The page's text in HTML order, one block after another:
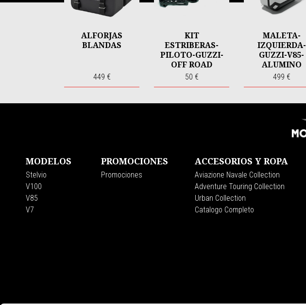
ALFORJAS
BLANDAS
449 €
KIT
ESTRIBERAS-
PILOTO-GUZZI-
OFF ROAD
50 €
MALETA-
IZQUIERDA-
GUZZI-V85-
ALUMINO
499 €
MODELOS
Stelvio
V100
V85
V7
PROMOCIONES
Promociones
ACCESORIOS Y ROPA
Aviazione Navale Collection
Adventure Touring Collection
Urban Collection
Catalogo Completo